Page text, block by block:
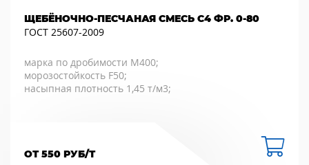
ЩЕБЁНОЧНО-ПЕСЧАНАЯ СМЕСЬ С4 ФР. 0-80
ГОСТ 25607-2009
марка по дробимости М400;
морозостойкость F50;
насыпная плотность 1,45 т/м3;
ОТ 550 РУБ/Т